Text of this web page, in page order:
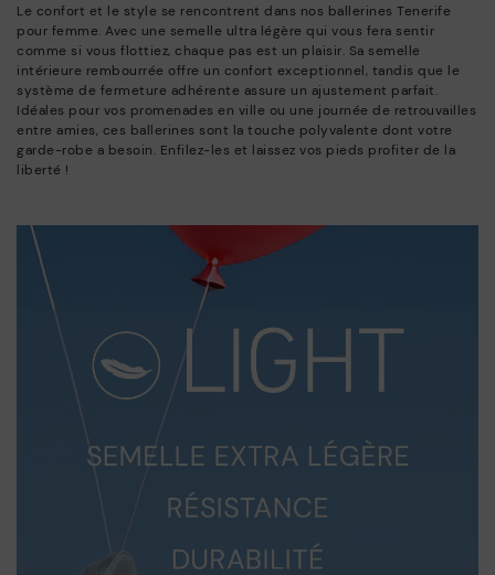
Le confort et le style se rencontrent dans nos ballerines Tenerife
pour femme. Avec une semelle ultra légère qui vous fera sentir
comme si vous flottiez, chaque pas est un plaisir. Sa semelle
intérieure rembourrée offre un confort exceptionnel, tandis que le
système de fermeture adhérente assure un ajustement parfait.
Idéales pour vos promenades en ville ou une journée de retrouvailles
entre amies, ces ballerines sont la touche polyvalente dont votre
garde-robe a besoin. Enfilez-les et laissez vos pieds profiter de la
liberté !